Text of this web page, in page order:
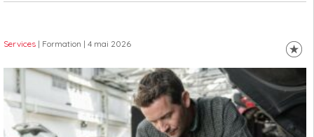
Services | Formation | 4 mai 2026